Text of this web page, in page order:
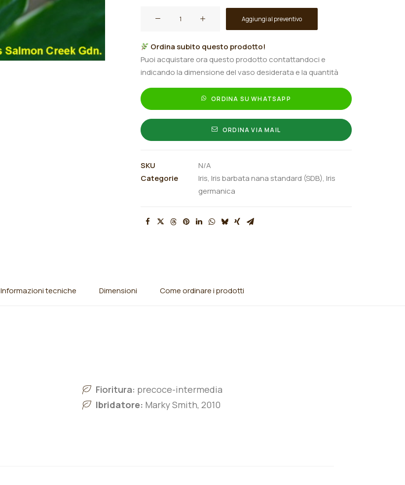
quantità
Aggiungi al preventivo
Ordina subito questo prodotto!
Puoi acquistare ora questo prodotto contattandoci e
indicando la dimensione del vaso desiderata e la quantità
ORDINA SU WHATSAPP
ORDINA VIA MAIL
SKU
N/A
Categorie
Iris, Iris barbata nana standard (SDB), Iris
germanica
Informazioni tecniche Dimensioni Come ordinare i prodotti
Fioritura: precoce-intermedia
Ibridatore: Marky Smith, 2010